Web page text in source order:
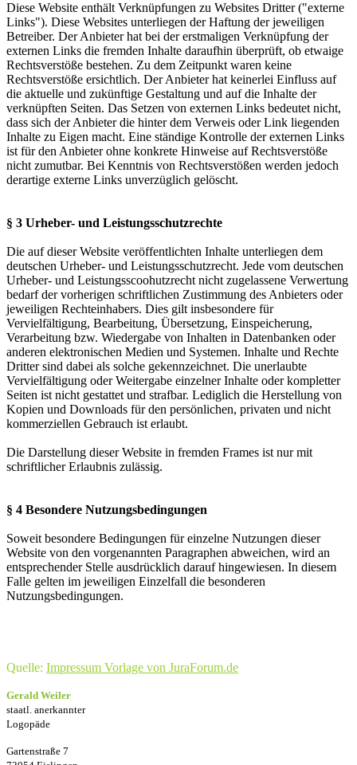
Diese Website enthält Verknüpfungen zu Websites Dritter ("externe
Links"). Diese Websites unterliegen der Haftung der jeweiligen
Betreiber. Der Anbieter hat bei der erstmaligen Verknüpfung der
externen Links die fremden Inhalte daraufhin überprüft, ob etwaige
Rechtsverstöße bestehen. Zu dem Zeitpunkt waren keine
Rechtsverstöße ersichtlich. Der Anbieter hat keinerlei Einfluss auf
die aktuelle und zukünftige Gestaltung und auf die Inhalte der
verknüpften Seiten. Das Setzen von externen Links bedeutet nicht,
dass sich der Anbieter die hinter dem Verweis oder Link liegenden
Inhalte zu Eigen macht. Eine ständige Kontrolle der externen Links
ist für den Anbieter ohne konkrete Hinweise auf Rechtsverstöße
nicht zumutbar. Bei Kenntnis von Rechtsverstößen werden jedoch
derartige externe Links unverzüglich gelöscht.
§ 3 Urheber- und Leistungsschutzrechte
Die auf dieser Website veröffentlichten Inhalte unterliegen dem
deutschen Urheber- und Leistungsschutzrecht. Jede vom deutschen
Urheber- und Leistungsscoohutzrecht nicht zugelassene Verwertung
bedarf der vorherigen schriftlichen Zustimmung des Anbieters oder
jeweiligen Rechteinhabers. Dies gilt insbesondere für
Vervielfältigung, Bearbeitung, Übersetzung, Einspeicherung,
Verarbeitung bzw. Wiedergabe von Inhalten in Datenbanken oder
anderen elektronischen Medien und Systemen. Inhalte und Rechte
Dritter sind dabei als solche gekennzeichnet. Die unerlaubte
Vervielfältigung oder Weitergabe einzelner Inhalte oder kompletter
Seiten ist nicht gestattet und strafbar. Lediglich die Herstellung von
Kopien und Downloads für den persönlichen, privaten und nicht
kommerziellen Gebrauch ist erlaubt.
Die Darstellung dieser Website in fremden Frames ist nur mit
schriftlicher Erlaubnis zulässig.
§ 4 Besondere Nutzungsbedingungen
Soweit besondere Bedingungen für einzelne Nutzungen dieser
Website von den vorgenannten Paragraphen abweichen, wird an
entsprechender Stelle ausdrücklich darauf hingewiesen. In diesem
Falle gelten im jeweiligen Einzelfall die besonderen
Nutzungsbedingungen.
Quelle: Impressum Vorlage von JuraForum.de
Gerald Weiler
staatl. anerkannter
Logopäde
Gartenstraße 7